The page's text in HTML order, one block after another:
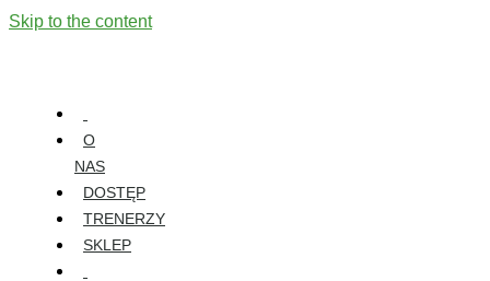
Skip to the content
O
NAS
DOSTĘP
TRENERZY
SKLEP